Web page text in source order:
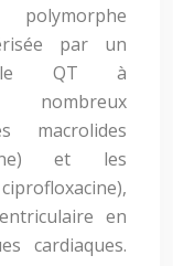
par un
QT à
nombreux
macrolides
et les
en
cardiaques.